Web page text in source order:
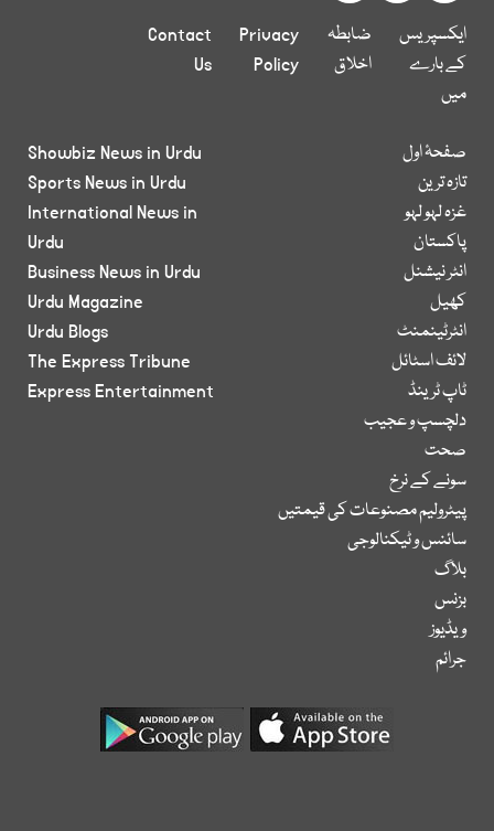
ایکسپریس
کے بارے
میں
ضابطہ
اخلاق
Privacy
Policy
Contact
Us
صفحۂ اول
تازہ ترین
غزہ لہو لہو
پاکستان
انٹر نیشنل
کھیل
انٹرٹینمنٹ
لائف اسٹائل
ٹاپ ٹرینڈ
دلچسپ و عجیب
صحت
سونے کے نرخ
پیٹرولیم مصنوعات کی قیمتیں
سائنس و ٹیکنالوجی
بلاگ
بزنس
ویڈیوز
جرائم
Showbiz News in Urdu
Sports News in Urdu
International News in
Urdu
Business News in Urdu
Urdu Magazine
Urdu Blogs
The Express Tribune
Express Entertainment